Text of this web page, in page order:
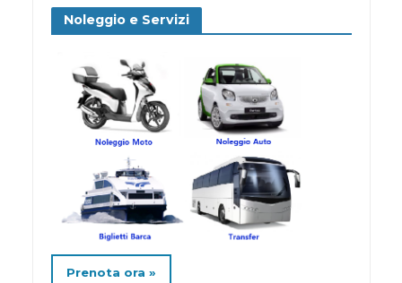
Noleggio e Servizi
Prenota ora »